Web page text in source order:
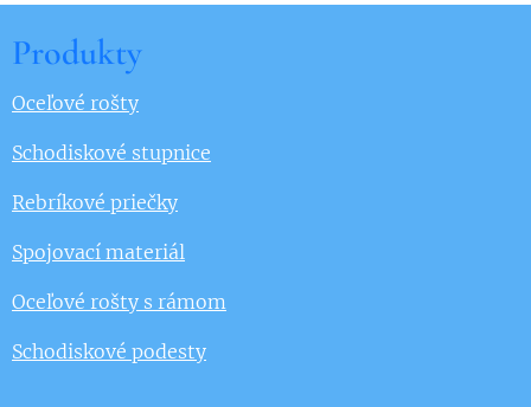
Produkty
Oceľové rošty
Schodiskové stupnice
Rebríkové priečky
Spojovací materiál
Oceľové rošty s rámom
Schodiskové podesty